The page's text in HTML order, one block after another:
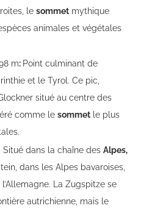
le sommet mythique
animales et végétales
m: Point culminant de
et le Tyrol. Ce pic,
situé au centre des
comme le sommet le plus
Situé dans la chaîne des Alpes,
dans les Alpes bavaroises,
La Zugspitze se
autrichienne, mais le